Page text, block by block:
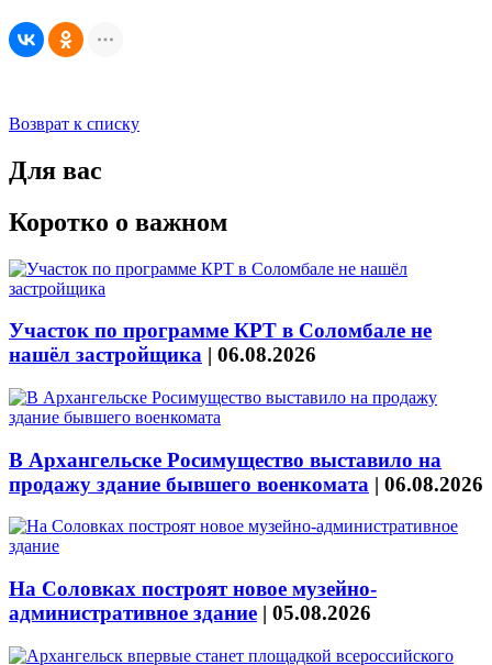
Возврат к списку
Для вас
Коротко о важном
Участок по программе КРТ в Соломбале не
нашёл застройщика | 06.08.2026
В Архангельске Росимущество выставило на
продажу здание бывшего военкомата | 06.08.2026
На Соловках построят новое музейно-
административное здание | 05.08.2026